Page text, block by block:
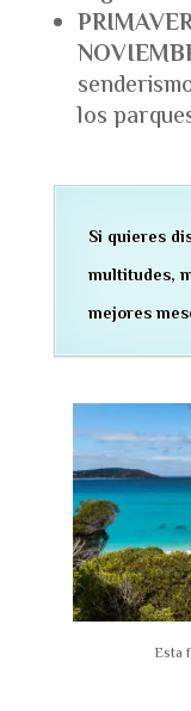
los
Si quieres
multitudes,
mejores
Esta